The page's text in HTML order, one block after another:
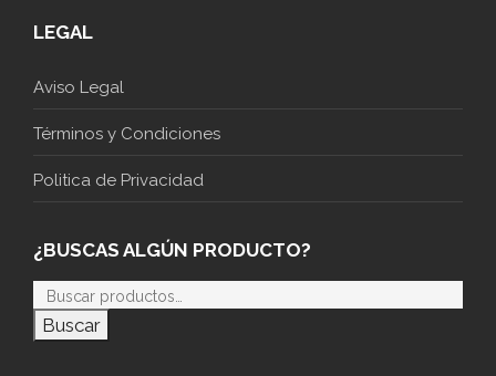
LEGAL
Aviso Legal
Términos y Condiciones
Politica de Privacidad
¿BUSCAS ALGÚN PRODUCTO?
Buscar